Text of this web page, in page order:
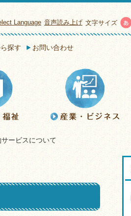
Language 音声読み上げ 文字サイズ
探す お問い合わせ
ービスについて